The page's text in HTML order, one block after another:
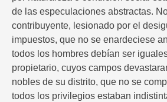
de las especulaciones abstractas.
contribuyente, lesionado por el
impuestos, que no se enardeciese
todos los hombres debían ser
propietario, cuyos campos
nobles de su distrito, que no se
todos los privilegios estaban